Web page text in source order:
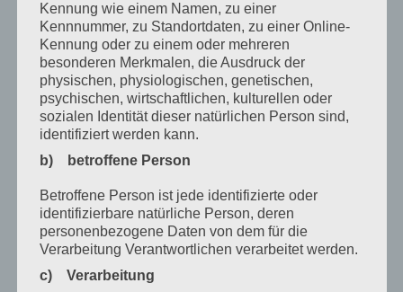
April 2024
März 2024
Januar 2024
Dezember 2023
November 2023
September 2023
Juli 2023
Juni 2023
Kennung wie einem Namen, zu einer
Kennnummer, zu Standortdaten, zu einer Online-
Kennung oder zu einem oder mehreren
besonderen Merkmalen, die Ausdruck der
physischen, physiologischen, genetischen,
psychischen, wirtschaftlichen, kulturellen oder
sozialen Identität dieser natürlichen Person sind,
identifiziert werden kann.
b) betroffene Person
Betroffene Person ist jede identifizierte oder
identifizierbare natürliche Person, deren
personenbezogene Daten von dem für die
Verarbeitung Verantwortlichen verarbeitet werden.
c) Verarbeitung